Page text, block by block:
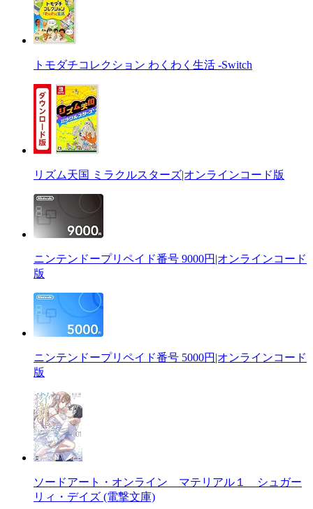
トモダチコレクション わくわく生活 -Switch
リズム天国 ミラクルスターズ|オンラインコード版
ニンテンドープリペイド番号 9000円|オンラインコード
版
ニンテンドープリペイド番号 5000円|オンラインコード
版
ソードアート・オンライン マテリアル１ シュガー
リィ・デイズ (電撃文庫)